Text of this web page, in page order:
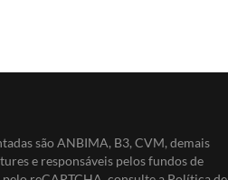
são ANBIMA, B3, CVM, demais
e responsáveis pelos fundos de